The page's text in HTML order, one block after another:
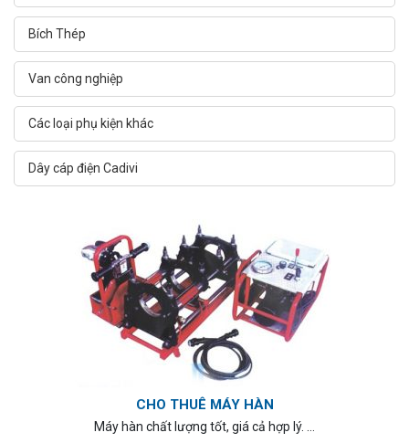
Bích Thép
Van công nghiệp
Các loại phụ kiện khác
Dây cáp điện Cadivi
CHO THUÊ MÁY HÀN
Máy hàn chất lượng tốt, giá cả hợp lý. …